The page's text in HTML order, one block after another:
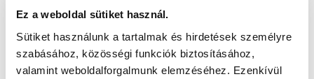
Ez a weboldal sütiket használ.
Sütiket használunk a tartalmak és hirdetések személyre
szabásához, közösségi funkciók biztosításához,
valamint weboldalforgalmunk elemzéséhez. Ezenkívül
MTK BUDAPEST HÍRLEVÉL
Ne maradjon le egy eseményről sem! Iratkozzon fel ingyenes
hírlevelünkre: